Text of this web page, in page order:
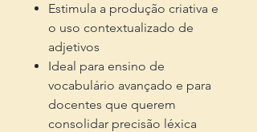
Estimula a produção criativa e
o uso contextualizado de
adjetivos
Ideal para ensino de
vocabulário avançado e para
docentes que querem
consolidar precisão léxica